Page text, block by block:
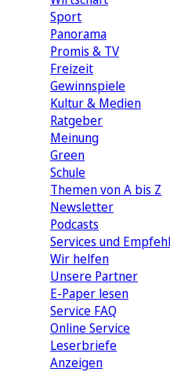
Sport
Panorama
Promis & TV
Freizeit
Gewinnspiele
Kultur & Medien
Ratgeber
Meinung
Green
Schule
Themen von A bis Z
Newsletter
Podcasts
Services und
Wir helfen
Unsere Partner
E-Paper lesen
Service FAQ
Online Service
Leserbriefe
Anzeigen